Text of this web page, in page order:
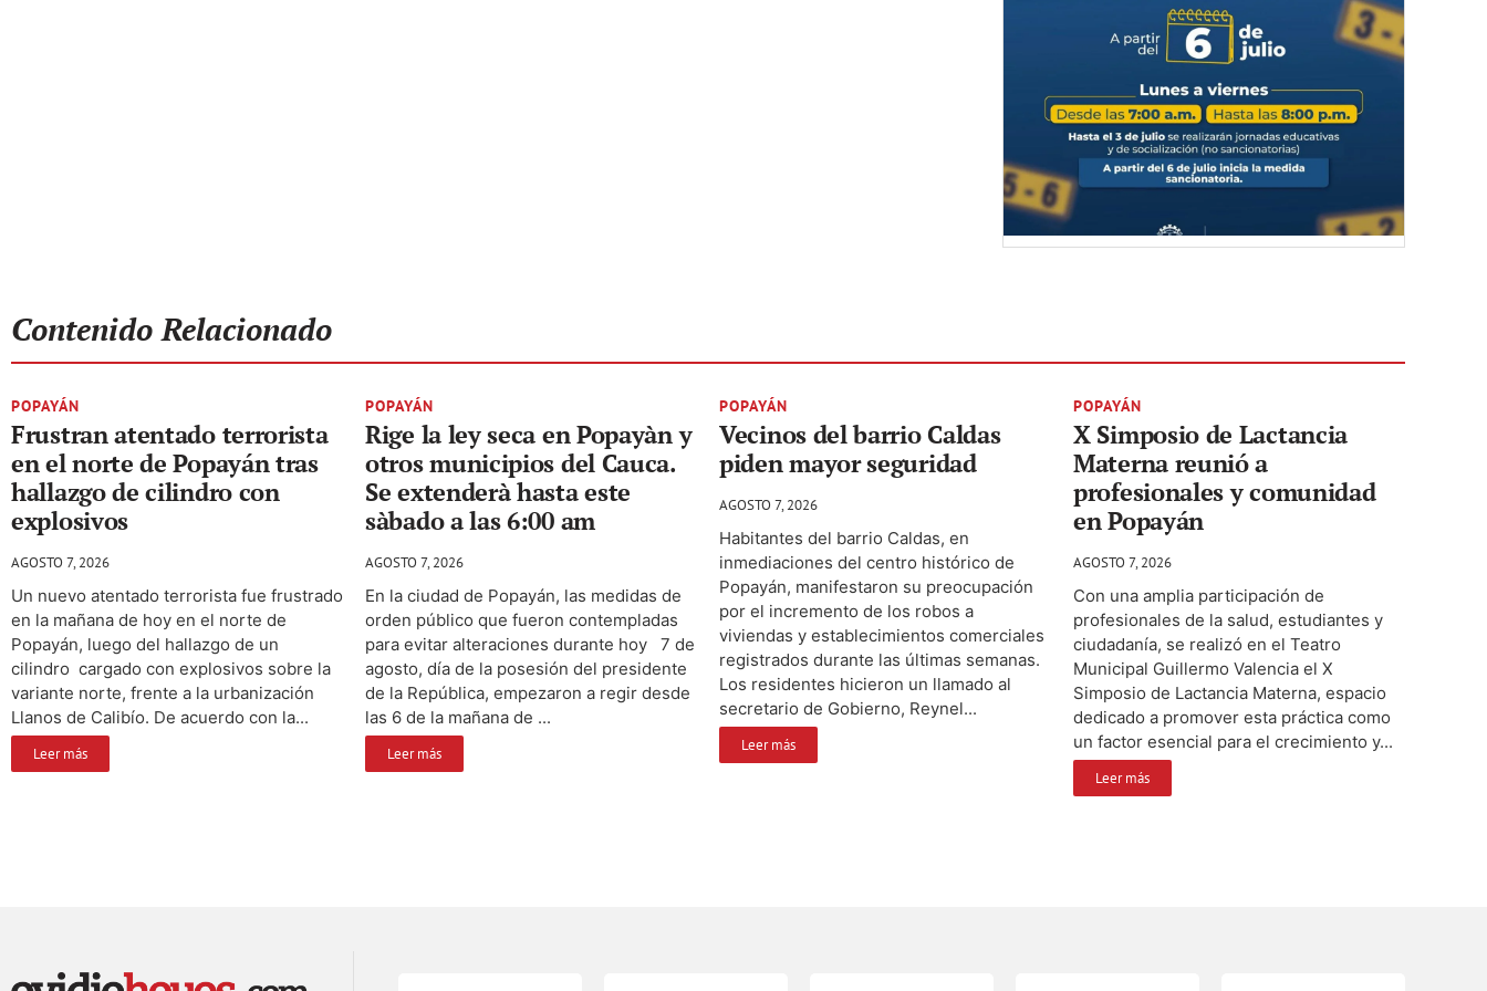
Contenido Relacionado
POPAYÁN
Frustran atentado terrorista
en el norte de Popayán tras
hallazgo de cilindro con
explosivos
AGOSTO 7, 2026
Un nuevo atentado terrorista fue frustrado
en la mañana de hoy en el norte de
Popayán, luego del hallazgo de un
cilindro cargado con explosivos sobre la
variante norte, frente a la urbanización
Llanos de Calibío. De acuerdo con la...
Leer más
POPAYÁN
Rige la ley seca en Popayàn y
otros municipios del Cauca.
Se extenderà hasta este
sàbado a las 6:00 am
AGOSTO 7, 2026
En la ciudad de Popayán, las medidas de
orden público que fueron contempladas
para evitar alteraciones durante hoy 7 de
agosto, día de la posesión del presidente
de la República, empezaron a regir desde
las 6 de la mañana de ...
Leer más
POPAYÁN
Vecinos del barrio Caldas
piden mayor seguridad
AGOSTO 7, 2026
Habitantes del barrio Caldas, en
inmediaciones del centro histórico de
Popayán, manifestaron su preocupación
por el incremento de los robos a
viviendas y establecimientos comerciales
registrados durante las últimas semanas.
Los residentes hicieron un llamado al
secretario de Gobierno, Reynel...
Leer más
POPAYÁN
X Simposio de Lactancia
Materna reunió a
profesionales y comunidad
en Popayán
AGOSTO 7, 2026
Con una amplia participación de
profesionales de la salud, estudiantes y
ciudadanía, se realizó en el Teatro
Municipal Guillermo Valencia el X
Simposio de Lactancia Materna, espacio
dedicado a promover esta práctica como
un factor esencial para el crecimiento y...
Leer más